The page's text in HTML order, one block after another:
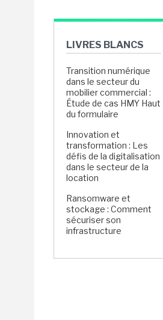
LIVRES BLANCS
Transition numérique
dans le secteur du
mobilier commercial :
Étude de cas HMY Haut
du formulaire
Innovation et
transformation : Les
défis de la digitalisation
dans le secteur de la
location
Ransomware et
stockage : Comment
sécuriser son
infrastructure